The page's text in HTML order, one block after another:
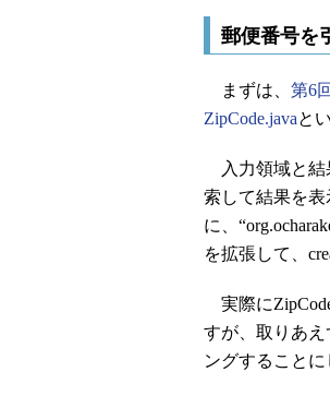
郵便番号を
まずは、 第6
ZipCode.javaと
入力領域と結
索して結果を
に、
を拡張して、
実際に
すが、取りあえ
ングすることに